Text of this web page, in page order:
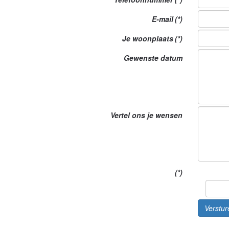
E-mail(*)
Je woonplaats(*)
Gewenste datum
Vertel ons je wensen
(*)